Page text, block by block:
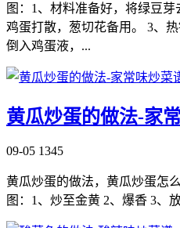
图：1、材料准备好，将绿豆芽
鸡蛋打散，葱切花备用。 3、
倒入鸡蛋液，...
黄瓜炒蛋的做法-家
09-05 1345
黄瓜炒蛋的做法，黄瓜炒蛋怎
图：1、炒至金黄 2、爆香 3、